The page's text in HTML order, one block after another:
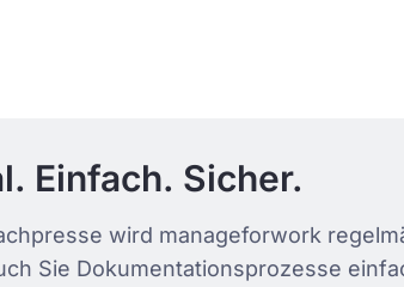
Einfach. Sicher.
wird manageforwork
Sie Dokumentationsprozesse